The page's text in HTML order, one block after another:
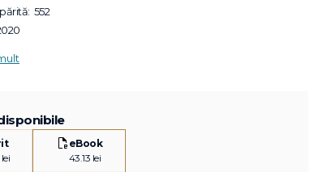
552
eBook
43.13 lei